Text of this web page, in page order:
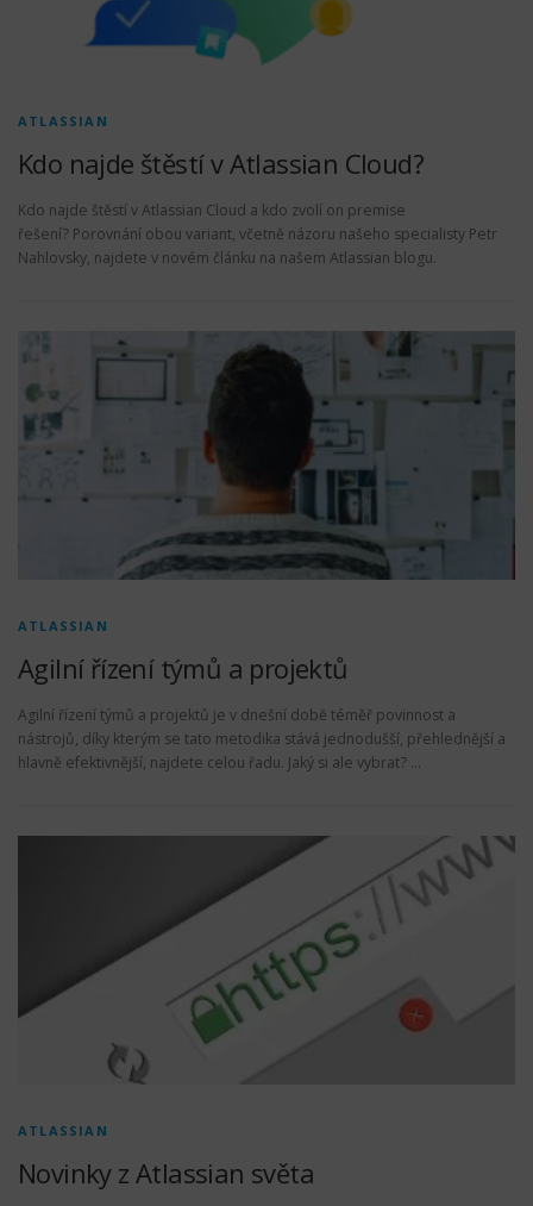
ATLASSIAN
Kdo najde štěstí v Atlassian Cloud?
Kdo najde štěstí v Atlassian Cloud a kdo zvolí on premise
řešení? Porovnání obou variant, včetně názoru našeho specialisty Petr
Nahlovsky, najdete v novém článku na našem Atlassian blogu.
ATLASSIAN
Agilní řízení týmů a projektů
Agilní řízení týmů a projektů je v dnešní době téměř povinnost a
nástrojů, díky kterým se tato metodika stává jednodušší, přehlednější a
hlavně efektivnější, najdete celou řadu. Jaký si ale vybrat? …
ATLASSIAN
Novinky z Atlassian světa